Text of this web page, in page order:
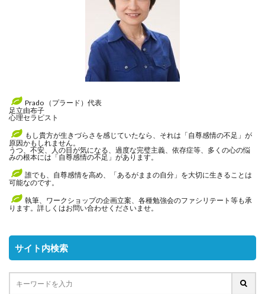
Prado （プラード）代表
足立由布子
心理セラピスト
もし貴方が生きづらさを感じていたなら、それは「自尊感情の不足」が
原因かもしれません。
うつ、不安、人の目が気になる、過度な完璧主義、依存症等、多くの心の悩
みの根本には「自尊感情の不足」があります。
誰でも、自尊感情を高め、「あるがままの自分」を大切に生きることは
可能なのです。
執筆、ワークショップの企画立案、各種勉強会のファシリテート等も承
ります。詳しくはお問い合わせくださいませ。
サイト内検索